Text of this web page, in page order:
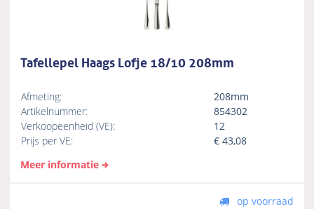
Tafellepel Haags Lofje 18/10 208mm
Afmeting:
208mm
Artikelnummer:
854302
Verkoopeenheid (VE):
12
Prijs per VE:
€43,08
Meer informatie
op voorraad